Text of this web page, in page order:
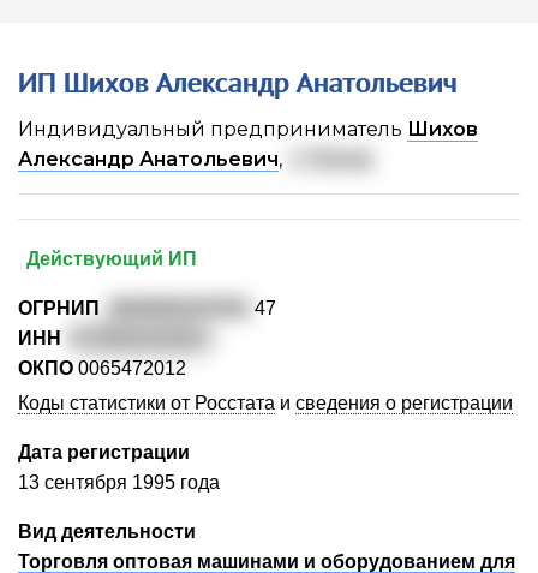
ИП Шихов Александр Анатольевич
Индивидуальный предприниматель Шихов
Александр Анатольевич,
Действующий ИП
ОГРНИП
47
ИНН
ОКПО 0065472012
Коды статистики от Росстата и сведения о регистрации
Дата регистрации
13 сентября 1995 года
Вид деятельности
Торговля оптовая машинами и оборудованием для